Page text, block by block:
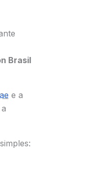
Brasil
e a